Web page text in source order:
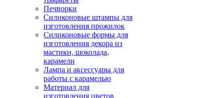
Печворки
Силиконовые штампы для
изготовления прожилок
Силиконовые формы для
изготовления декора из
мастики, шоколада,
карамели
Лампа и аксессуары для
работы с карамелью
Материал для
изготовления цветов